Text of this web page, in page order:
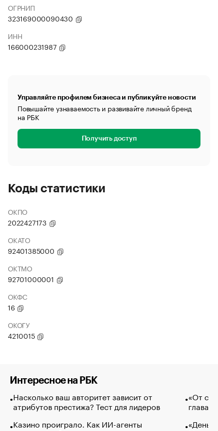
ОГРНИП
323169000090430
ИНН
166000231987
Управляйте профилем бизнеса и публикуйте новости
Повышайте узнаваемость и развивайте личный бренд
на РБК
Получить доступ
Коды статистики
ОКПО
2022427173
ОКАТО
92401385000
ОКТМО
92701000001
ОКФС
16
ОКОГУ
4210015
Интересное на РБК
Насколько ваш авторитет зависит от
атрибутов престижа? Тест для лидеров
Казино проиграло. Как ИИ-агенты
«От
глава